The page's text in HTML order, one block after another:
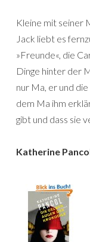
Kleine mit seiner
Jack liebt es
»Freunde«, die
Dinge hinter der
nur Ma, er und
dem Ma ihm
gibt und dass sie
Katherine